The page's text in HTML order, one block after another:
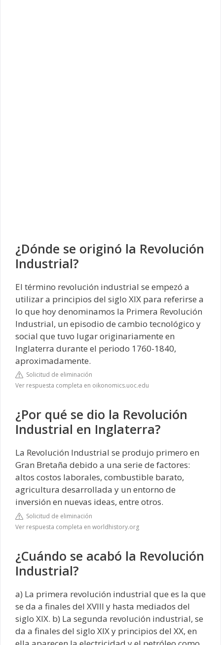
¿Dónde se originó la Revolución
Industrial?
El término revolución industrial se empezó a
utilizar a principios del siglo XIX para referirse a
lo que hoy denominamos la Primera Revolución
Industrial, un episodio de cambio tecnológico y
social que tuvo lugar originariamente en
Inglaterra durante el periodo 1760-1840,
aproximadamente.
Solicitud de eliminación
Ver respuesta completa en oikonomics.uoc.edu
¿Por qué se dio la Revolución
Industrial en Inglaterra?
La Revolución Industrial se produjo primero en
Gran Bretaña debido a una serie de factores:
altos costos laborales, combustible barato,
agricultura desarrollada y un entorno de
inversión en nuevas ideas, entre otros.
Solicitud de eliminación
Ver respuesta completa en worldhistory.org
¿Cuándo se acabó la Revolución
Industrial?
a) La primera revolución industrial que es la que
se da a finales del XVIII y hasta mediados del
siglo XIX. b) La segunda revolución industrial, se
da a finales del siglo XIX y principios del XX, en